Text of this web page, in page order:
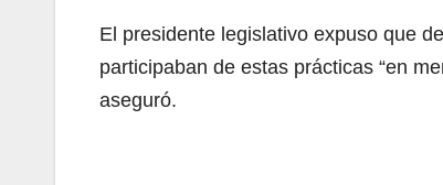
El presidente legislativo expuso que
participaban de estas prácticas “en
aseguró.